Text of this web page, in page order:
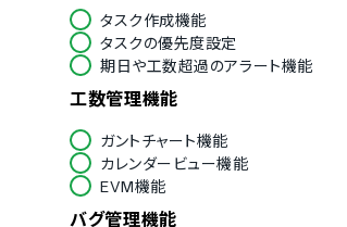
ノルウェー語
スペイン語
インドネシア語
ヘブライ語
トルコ語
タスク作成機能
タスクの優先度設定
期日や工数超過のアラート機能
工数管理機能
ガントチャート機能
カレンダービュー機能
EVM機能
バグ管理機能